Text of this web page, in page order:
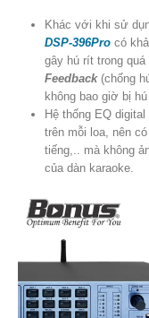
Khác với khi sử
DSP-396Procó khả
gây hú rít trong
Feedback(chống
không bao giờ bị
Hệ thống EQ
trên mỗi loa, nên
tiếng,.. mà không
của dàn karaoke.